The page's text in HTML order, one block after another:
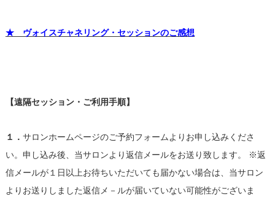
★ ヴォイスチャネリング・セッションのご感想
【遠隔セッション・ご利用手順】
１． サロンホームページのご予約フォームよりお申し込みくださ
い。申し込み後、当サロンより返信メールをお送り致します。 ※返
信メールが１日以上お待ちいただいても届かない場合は、当サロン
よりお送りしました返信メ－ルが届いていない可能性がございま